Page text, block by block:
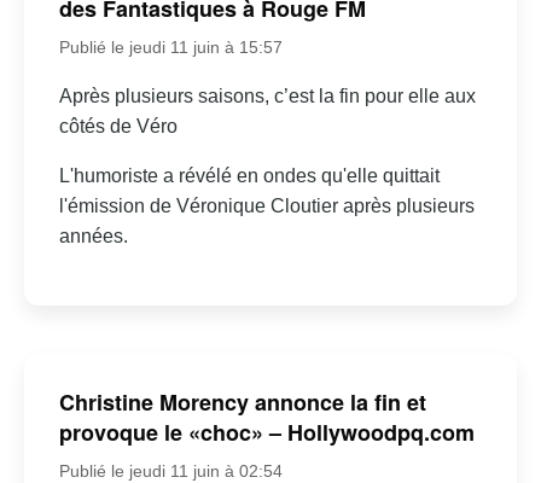
des Fantastiques à Rouge FM
Publié le jeudi 11 juin à 15:57
Après plusieurs saisons, c’est la fin pour elle aux
côtés de Véro
L'humoriste a révélé en ondes qu'elle quittait
l'émission de Véronique Cloutier après plusieurs
années.
Christine Morency annonce la fin et
provoque le «choc» – Hollywoodpq.com
Publié le jeudi 11 juin à 02:54